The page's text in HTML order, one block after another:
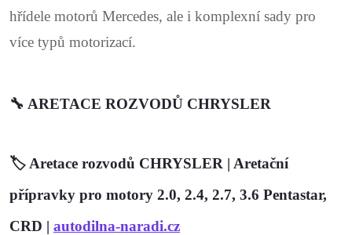
hřídele motorů Mercedes, ale i komplexní sady pro
více typů motorizací.
🔧 ARETACE ROZVODŮ CHRYSLER
🏷️ Aretace rozvodů CHRYSLER | Aretační
přípravky pro motory 2.0, 2.4, 2.7, 3.6 Pentastar,
CRD | autodilna-naradi.cz